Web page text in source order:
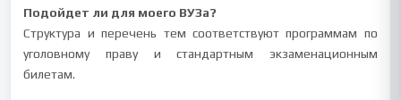
Подойдет ли для моего ВУЗа?
Структура и перечень тем соответствуют программам по
уголовному праву и стандартным экзаменационным
билетам.